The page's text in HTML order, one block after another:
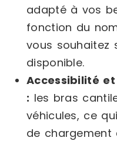
adapté à vos
fonction du
vous souhaitez
disponible.
Accessibilité
: les bras
véhicules, ce
de chargement